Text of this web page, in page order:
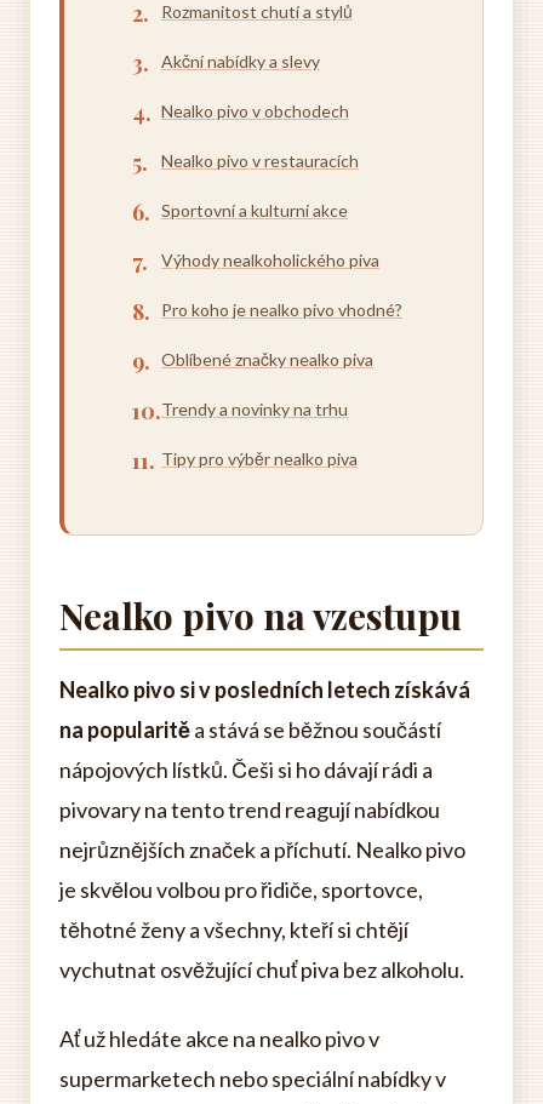
Rozmanitost chutí a stylů
Akční nabídky a slevy
Nealko pivo v obchodech
Nealko pivo v restauracích
Sportovní a kulturní akce
Výhody nealkoholického piva
Pro koho je nealko pivo vhodné?
Oblíbené značky nealko piva
Trendy a novinky na trhu
Tipy pro výběr nealko piva
Nealko pivo na vzestupu
Nealko pivo si v posledních letech získává
na popularitěa stává se běžnou součástí
nápojových lístků. Češi si ho dávají rádi a
pivovary na tento trend reagují nabídkou
nejrůznějších značek a příchutí. Nealko pivo
je skvělou volbou pro řidiče, sportovce,
těhotné ženy a všechny, kteří si chtějí
vychutnat osvěžující chuť piva bez alkoholu.
Ať už hledáte akce na nealko pivo v
supermarketech nebo speciální nabídky v